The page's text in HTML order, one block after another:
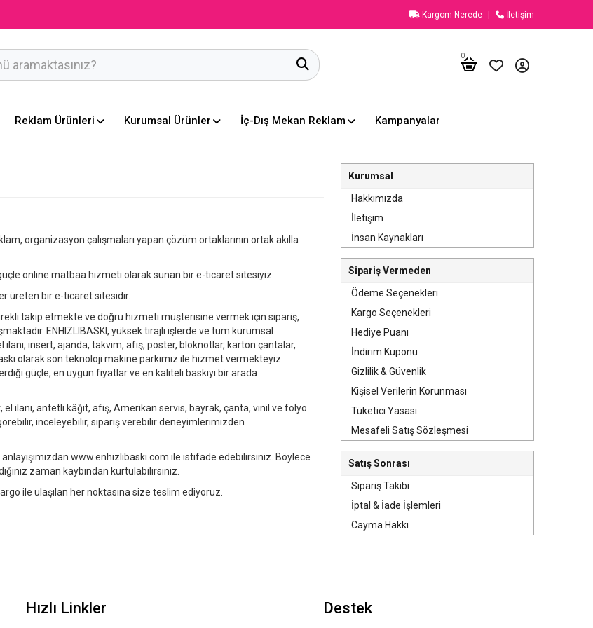
Kargom Nerede İletişim
0
Reklam Ürünleri Kurumsal Ürünler İç-Dış Mekan Reklam Kampanyalar
organizasyon çalışmaları yapan çözüm ortaklarının ortak akılla
online matbaa hizmeti olarak sunan bir e-ticaret sitesiyiz.
üreten bir e-ticaret sitesidir.
takip etmekte ve doğru hizmeti müşterisine vermek için sipariş,
ENHIZLIBASKI, yüksek tirajlı işlerde ve tüm kurumsal
insert, ajanda, takvim, afiş, poster, bloknotlar, karton çantalar,
olarak son teknoloji makine parkımız ile hizmet vermekteyiz.
güçle, en uygun fiyatlar ve en kaliteli baskıyı bir arada
ilanı, antetli kâğıt, afiş, Amerikan servis, bayrak, çanta, vinil ve folyo
inceleyebilir, sipariş verebilir deneyimlerimizden
www.enhizlibaski.com ile istifade edebilirsiniz. Böylece
zaman kaybından kurtulabilirsiniz.
ile ulaşılan her noktasına size teslim ediyoruz.
Kurumsal
Hakkımızda
İletişim
İnsan Kaynakları
Sipariş Vermeden
Ödeme Seçenekleri
Kargo Seçenekleri
Hediye Puanı
İndirim Kuponu
Gizlilik & Güvenlik
Kişisel Verilerin Korunması
Tüketici Yasası
Mesafeli Satış Sözleşmesi
Satış Sonrası
Sipariş Takibi
İptal & İade İşlemleri
Cayma Hakkı
Hızlı Linkler Destek